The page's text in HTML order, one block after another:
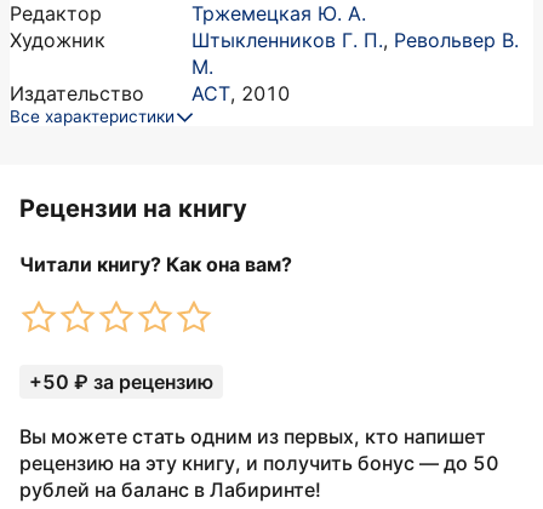
Редактор
Тржемецкая Ю. А.
Художник
Штыкленников Г. П., Револьвер В.
М.
Издательство
АСТ, 2010
Все характеристики
Рецензии на книгу
Читали книгу? Как она вам?
+50 ₽ за рецензию
Вы можете стать одним из первых, кто напишет
рецензию на эту книгу, и получить бонус — до 50
рублей на баланс в Лабиринте!